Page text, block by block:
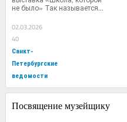
не было» Так называется...
02.03.2026
40
Санкт-
Петербургские
ведомости
Посвящение музейщику